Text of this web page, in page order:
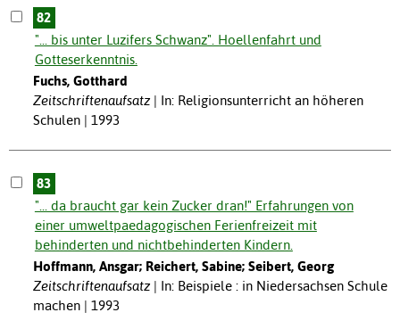
82
"... bis unter Luzifers Schwanz". Hoellenfahrt und
Gotteserkenntnis.
Fuchs, Gotthard
Zeitschriftenaufsatz
In: Religionsunterricht an höheren
Schulen | 1993
83
"... da braucht gar kein Zucker dran!" Erfahrungen von
einer umweltpaedagogischen Ferienfreizeit mit
behinderten und nichtbehinderten Kindern.
Hoffmann, Ansgar; Reichert, Sabine; Seibert, Georg
Zeitschriftenaufsatz
In: Beispiele : in Niedersachsen Schule
machen | 1993